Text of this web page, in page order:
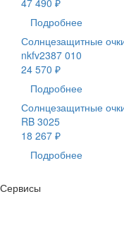
Подробнее
Солнцезащитные
nkfv2387 010
24 570 ₽
Подробнее
Солнцезащитные
RB 3025
18 267 ₽
Подробнее
Сервисы